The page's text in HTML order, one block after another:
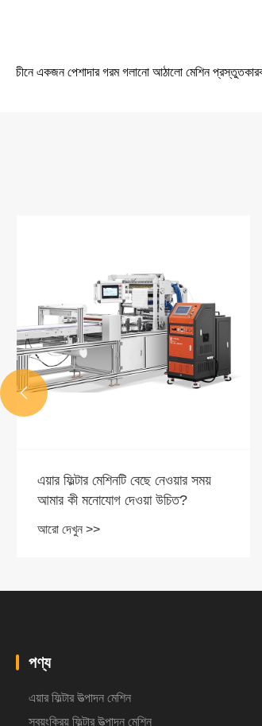
চীনে একজন পেশাদার গরম গলানো আঠালো মেশিন
Application of Foaming Hot

পণ্য
এয়ার ফিল্টার উত্পাদন মেশিন
স্বয়ংক্রিয় ফিল্টার উত্পাদন মেশিন